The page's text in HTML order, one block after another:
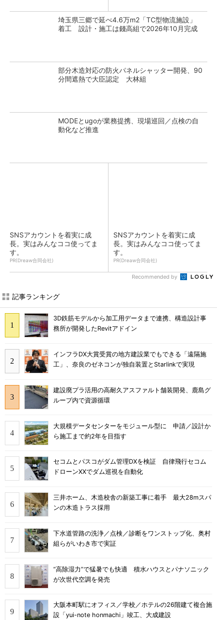
埼玉県三郷で延べ4.6万m2「TC型物流施設」
着工 設計・施工は錢高組で2026年10月完成
部分木造対応の防火パネルシャッター開発、90
分間遮熱で大臣認定 大林組
MODEとugoが業務提携、現場巡回／点検の自
動化など推進
SNSアカウントを着実に成
長。実はみんなココ使ってま
す。
PR(Dreaw合同会社)
SNSアカウントを着実に成
長。実はみんなココ使ってま
す。
PR(Dreaw合同会社)
Recommended by
記事ランキング
3D鉄筋モデルから加工用データまで連携、構造設計事
務所が開発したRevitアドイン
インフラDX大賞受賞の地方建設業でもできる「遠隔施
工」、奈良のゼネコンが独自装置とStarlinkで実現
建設廃プラ活用の高耐久アスファルト舗装開発、鹿島グ
ループ内で資源循環
大規模データセンターをモジュール型に 申請／設計か
ら施工まで約2年を目指す
セコムとパスコがダム管理DXを検証 自律飛行セコム
ドローンXXでダム巡視を自動化
三井ホーム、木造校舎の新築工事に着手 最大28mスパ
ンの木造トラス採用
下水道管路の洗浄／点検／診断をワンストップ化、奥村
組らがいわき市で実証
“高除湿力”で猛暑でも快適 積水ハウスとパナソニック
が次世代空調を発売
大阪本町駅にオフィス／学校／ホテルの26階建て複合施
設「yui-note honmachi」竣工、大成建設